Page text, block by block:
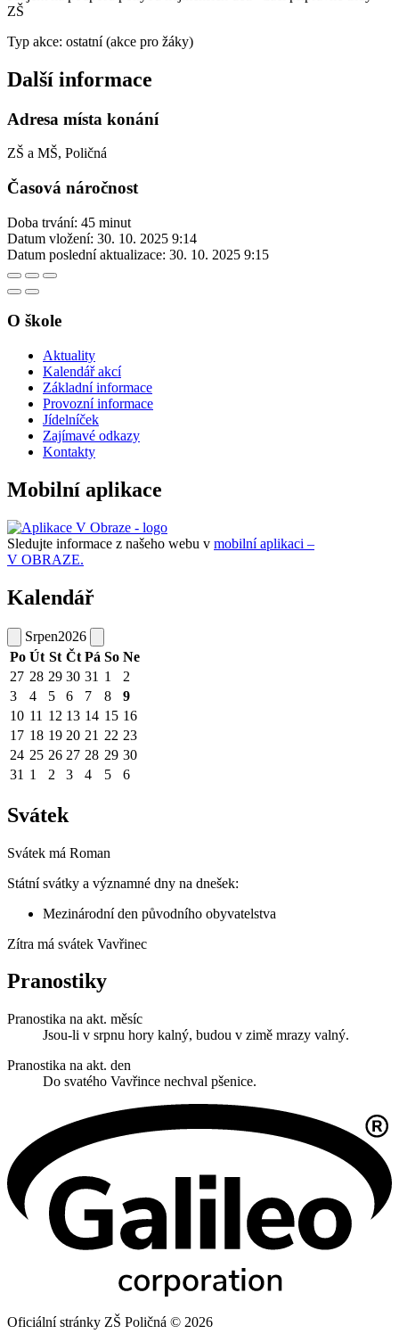
ZŠ
Typ akce: ostatní (akce pro žáky)
Další informace
Adresa místa konání
ZŠ a MŠ, Poličná
Časová náročnost
Doba trvání: 45 minut
Datum vložení: 30. 10. 2025 9:14
Datum poslední aktualizace: 30. 10. 2025 9:15
O škole
Aktuality
Kalendář akcí
Základní informace
Provozní informace
Jídelníček
Zajímavé odkazy
Kontakty
Mobilní aplikace
Sledujte informace z našeho webu v mobilní aplikaci –
V OBRAZE.
Kalendář
Srpen2026
Po Út St Čt Pá So Ne
27 28 29 30 31 1
2
3
4 5 6 7 8
9
10 11 12 13 14 15 16
17 18 19 20 21 22 23
24 25 26 27 28 29 30
31 1 2 3 4 5 6
Svátek
Svátek má Roman
Státní svátky a významné dny na dnešek:
Mezinárodní den původního obyvatelstva
Zítra má svátek Vavřinec
Pranostiky
Pranostika na akt. měsíc
Jsou-li v srpnu hory kalný, budou v zimě mrazy valný.
Pranostika na akt. den
Do svatého Vavřince nechval pšenice.
Oficiální stránky ZŠ Poličná © 2026